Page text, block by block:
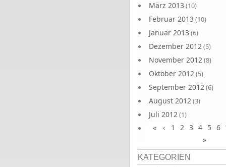
März 2013 (10)
Februar 2013 (10)
Januar 2013 (6)
Dezember 2012(5)
November 2012(8)
Oktober 2012(5)
September 2012(6)
August 2012(3)
Juli 2012(1)
Juni 2012(4)
« ‹ 1 2 3 4 5 6
»
KATEGORIEN